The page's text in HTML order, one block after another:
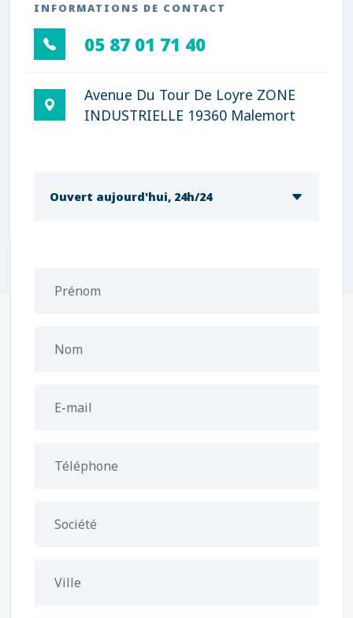
INFORMATIONS DE CONTACT
05 87 01 71 40
Avenue Du Tour De Loyre ZONE
INDUSTRIELLE 19360 Malemort
Ouvert aujourd'hui, 24h/24
Prénom
Nom
E-mail
Téléphone
Société
Ville